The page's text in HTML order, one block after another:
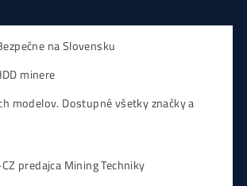
minere
Antminer Z15 (420 Ksol/s)